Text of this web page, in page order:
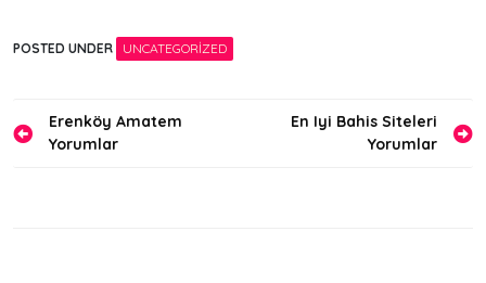
POSTED UNDER UNCATEGORIZED
Yazı
gezinmesi
Erenköy Amatem
Yorumlar
En Iyi Bahis Siteleri
Yorumlar